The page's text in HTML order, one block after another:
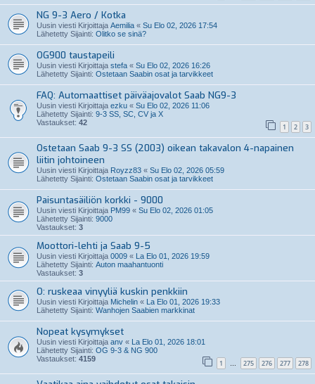
NG 9-3 Aero / Kotka
Uusin viesti Kirjoittaja Aemilia « Su Elo 02, 2026 17:54
Lähetetty Sijainti: Olitko se sinä?
OG900 taustapeili
Uusin viesti Kirjoittaja stefa « Su Elo 02, 2026 16:26
Lähetetty Sijainti: Ostetaan Saabin osat ja tarvikkeet
FAQ: Automaattiset päiväajovalot Saab NG9-3
Uusin viesti Kirjoittaja ezku « Su Elo 02, 2026 11:06
Lähetetty Sijainti: 9-3 SS, SC, CV ja X
Vastaukset: 42 1 2 3
Ostetaan Saab 9-3 SS (2003) oikean takavalon 4-napainen
liitin johtoineen
Uusin viesti Kirjoittaja Royzz83 « Su Elo 02, 2026 05:59
Lähetetty Sijainti: Ostetaan Saabin osat ja tarvikkeet
Paisuntasäiliön korkki - 9000
Uusin viesti Kirjoittaja PM99 « Su Elo 02, 2026 01:05
Lähetetty Sijainti: 9000
Vastaukset: 3
Moottori-lehti ja Saab 9-5
Uusin viesti Kirjoittaja 0009 « La Elo 01, 2026 19:59
Lähetetty Sijainti: Auton maahantuonti
Vastaukset: 3
O: ruskeaa vinyyliä kuskin penkkiin
Uusin viesti Kirjoittaja Michelin « La Elo 01, 2026 19:33
Lähetetty Sijainti: Wanhojen Saabien markkinat
Nopeat kysymykset
Uusin viesti Kirjoittaja anv « La Elo 01, 2026 18:01
Lähetetty Sijainti: OG 9-3 & NG 900
Vastaukset: 4159 1 … 275 276 277 278